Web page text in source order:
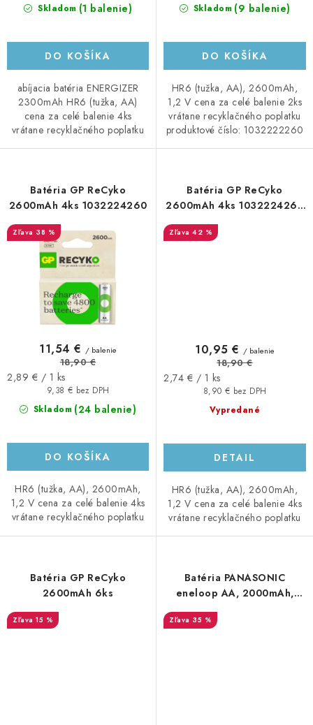
Skladom (1 balenie)
DO KOŠÍKA
abíjacia batéria ENERGIZER
2300mAh HR6 (tužka, AA)
cena za celé balenie 4ks
vrátane recyklačného poplatku
Skladom (9 balenie)
DO KOŠÍKA
HR6 (tužka, AA), 2600mAh,
1,2 V cena za celé balenie 2ks
vrátane recyklačného poplatku
produktové číslo: 1032222260
Batéria GP ReCyko
2600mAh 4ks 1032224260
38 %
Skladom (24 balenie)
9,38 € bez DPH
11,54 € / balenie
18,90 €
Jednotková
2,89 € / 1 ks
DO KOŠÍKA
HR6 (tužka, AA), 2600mAh,
1,2 V cena za celé balenie 4ks
vrátane recyklačného poplatku
Batéria GP ReCyko
2600mAh 4ks 1032224260
v púzdre
42 %
Vypredané
8,90 € bez DPH
10,95 € / balenie
18,90 €
Jednotková
2,74 € / 1 ks
DETAIL
HR6 (tužka, AA), 2600mAh,
1,2 V cena za celé balenie 4ks
vrátane recyklačného poplatku
Batéria GP ReCyko
2600mAh 6ks
15 %
Batéria PANASONIC
eneloop AA, 2000mAh,
35 %